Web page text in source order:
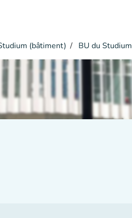
(bâtiment) BU du Studium